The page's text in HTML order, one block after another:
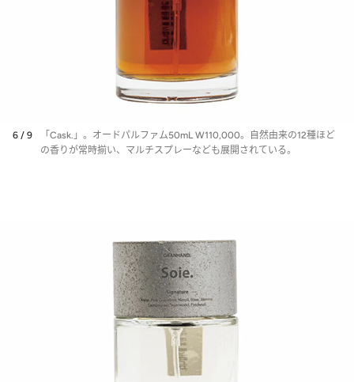
6 / 9
「Cask.」。オードパルファム50mL W110,000。自然由来の12種ほど
の香りが常時揃い、マルチスプレーなども展開されている。